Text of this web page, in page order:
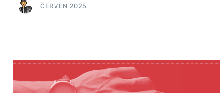
ČERVEN 2025